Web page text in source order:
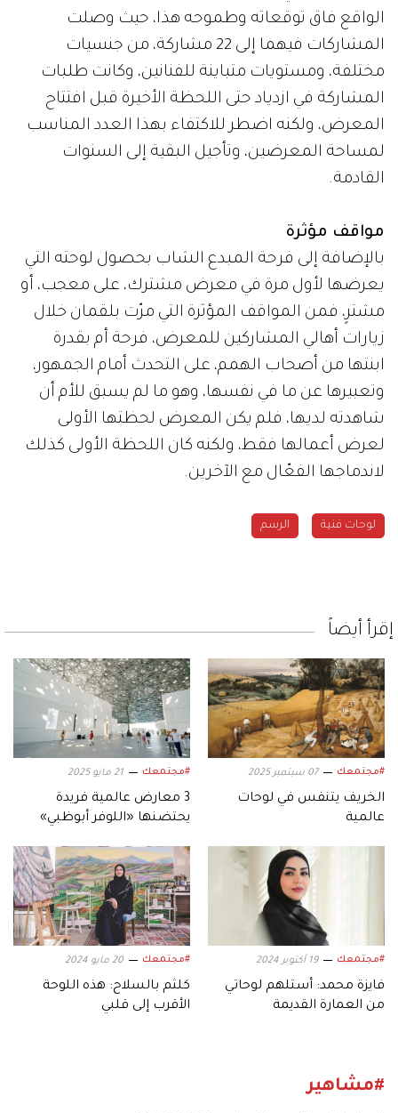
الواقع فاق توقعاته وطموحه هذا، حيث وصلت
المشاركات فيهما إلى 22 مشاركة، من جنسيات
مختلفة، ومستويات متباينة للفنانين، وكانت طلبات
المشاركة في ازدياد حتى اللحظة الأخيرة قبل افتتاح
المعرض، ولكنه اضطر للاكتفاء بهذا العدد المناسب
لمساحة المعرضين، وتأجيل البقية إلى السنوات
القادمة.
مواقف مؤثرة
بالإضافة إلى فرحة المبدع الشاب بحصول لوحته التي
يعرضها لأول مرة في معرض مشترك، على معجب، أو
مشترٍ، فمن المواقف المؤثرة التي مرّت بلقمان خلال
زيارات أهالي المشاركين للمعرض، فرحة أم بقدرة
ابنتها من أصحاب الهمم، على التحدث أمام الجمهور،
وتعبيرها عن ما في نفسها، وهو ما لم يسبق للأم أن
شاهدته لديها، فلم يكن المعرض لحظتها الأولى
لعرض أعمالها فقط، ولكنه كان اللحظة الأولى كذلك
لاندماجها الفعّال مع الآخرين.
لوحات فنية الرسم
إقرأ أيضاً
#مجتمعك 07 سبتمبر 2025
الخريف يتنفس في لوحات
عالمية
#مجتمعك 21 مايو 2025
3 معارض عالمية فريدة
يحتضنها «اللوفر أبوظبي»
#مجتمعك 19 أكتوبر 2024
فايزة محمد: أستلهم لوحاتي
من العمارة القديمة
#مجتمعك 20 مايو 2024
كلثم بالسلاح: هذه اللوحة
الأقرب إلى قلبي
#مشاهير